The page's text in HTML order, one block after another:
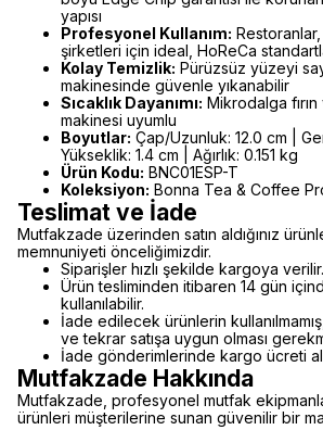
yapısı
Profesyonel Kullanım:
şirketleri için ideal, HoReCa
Kolay Temizlik: Pürüzsüz yüzeyi
makinesinde güvenle yıkanabilir
Sıcaklık Dayanımı: Mikrodalga
makinesi uyumlu
Boyutlar: Çap/Uzunluk: 12.0 cm |
Yükseklik: 1.4 cm | Ağırlık: 0.151 kg
Ürün Kodu: BNC01ESP-T
Koleksiyon: Bonna Tea & Coffee
Teslimat ve İade
Mutfakzade üzerinden satın aldığınız
memnuniyeti önceliğimizdir.
Siparişler hızlı şekilde kargoya verilir.
Ürün tesliminden itibaren 14 gün
kullanılabilir.
İade edilecek ürünlerin
ve tekrar satışa uygun olması
İade gönderimlerinde kargo ücreti
Mutfakzade Hakkında
Mutfakzade, profesyonel mutfak
ürünleri müşterilerine sunan güvenilir bir